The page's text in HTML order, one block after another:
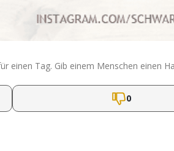
einen Tag. Gib einem Menschen einen
0